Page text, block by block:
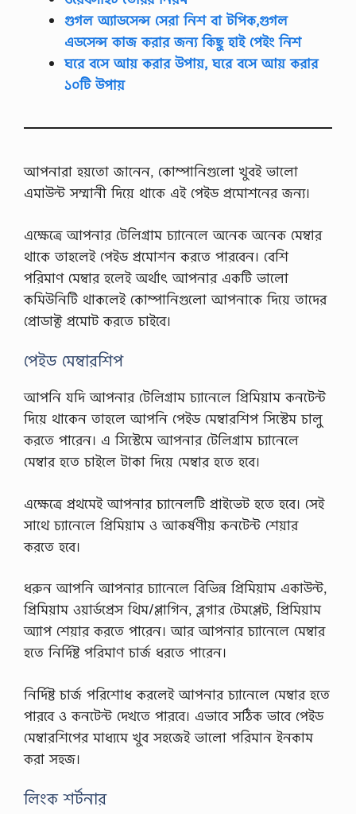
শ
গুগল অ্যাডসেন্স সেরা নিশ বা টপিক,গুগল
এডসেন্স কাজ করার জন্য কিছু হাই পেইং নিশ
ঘরে বসে আয় করার উপায়, ঘরে বসে আয় করার
১০টি উপায়
আপনারা হয়তো জানেন, কোম্পানিগুলো খুবই ভালো
এমাউন্ট সম্মানী দিয়ে থাকে এই পেইড প্রমোশনের জন্য।
এক্ষেত্রে আপনার টেলিগ্রাম চ্যানেলে অনেক অনেক মেম্বার
থাকে তাহলেই পেইড প্রমোশন করতে পারবেন। বেশি
পরিমাণ মেম্বার হলেই অর্থাৎ আপনার একটি ভালো
কমিউনিটি থাকলেই কোম্পানিগুলো আপনাকে দিয়ে তাদের
প্রোডাক্ট প্রমোট করতে চাইবে।
পেইড মেম্বারশিপ
আপনি যদি আপনার টেলিগ্রাম চ্যানেলে প্রিমিয়াম কনটেন্ট
দিয়ে থাকেন তাহলে আপনি পেইড মেম্বারশিপ সিস্টেম চালু
করতে পারেন। এ সিস্টেমে আপনার টেলিগ্রাম চ্যানেলে
মেম্বার হতে চাইলে টাকা দিয়ে মেম্বার হতে হবে।
এক্ষেত্রে প্রথমেই আপনার চ্যানেলটি প্রাইভেট হতে হবে। সেই
সাথে চ্যানেলে প্রিমিয়াম ও আকর্ষণীয় কনটেন্ট শেয়ার
করতে হবে।
ধরুন আপনি আপনার চ্যানেলে বিভিন্ন প্রিমিয়াম একাউন্ট,
প্রিমিয়াম ওয়ার্ডপ্রেস থিম/প্লাগিন, ব্লগার টেমপ্লেট, প্রিমিয়াম
অ্যাপ শেয়ার করতে পারেন। আর আপনার চ্যানেলে মেম্বার
হতে নির্দিষ্ট পরিমাণ চার্জ ধরতে পারেন।
নির্দিষ্ট চার্জ পরিশোধ করলেই আপনার চ্যানেলে মেম্বার হতে
পারবে ও কনটেন্ট দেখতে পারবে। এভাবে সঠিক ভাবে পেইড
মেম্বারশিপের মাধ্যমে খুব সহজেই ভালো পরিমান ইনকাম
করা সহজ।
লিংক শর্টনার